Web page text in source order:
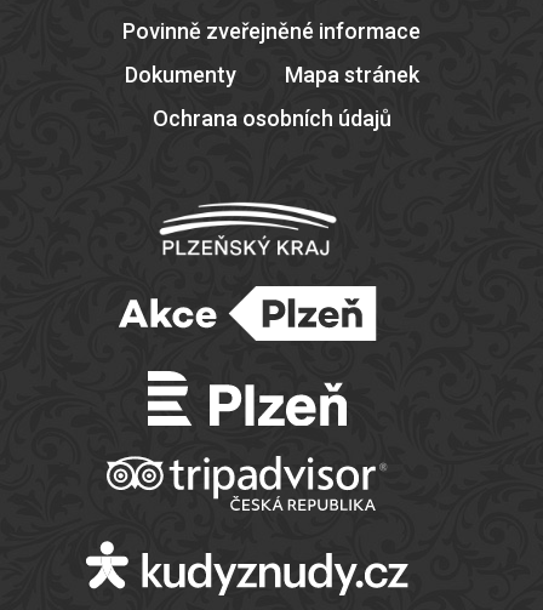
Povinně zveřejněné informace
Dokumenty
Mapa stránek
Ochrana osobních údajů